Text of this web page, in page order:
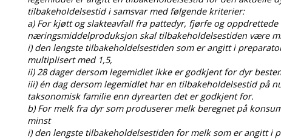
tilbakeholdelsestid i samsvar med følgende kriterier:
a) For kjøtt og slakteavfall fra pattedyr, fjørfe og
næringsmiddelproduksjon skal tilbakeholdelsestiden være
i) den lengste tilbakeholdelsestiden som er angitt i
multiplisert med 1,5,
ii) 28 dager dersom legemidlet ikke er godkjent for dyr
iii) én dag dersom legemidlet har en tilbakeholdelsestid på
taksonomisk familie enn dyrearten det er godkjent for.
b) For melk fra dyr som produserer melk beregnet på
minst
i) den lengste tilbakeholdelsestiden for melk som er angitt i